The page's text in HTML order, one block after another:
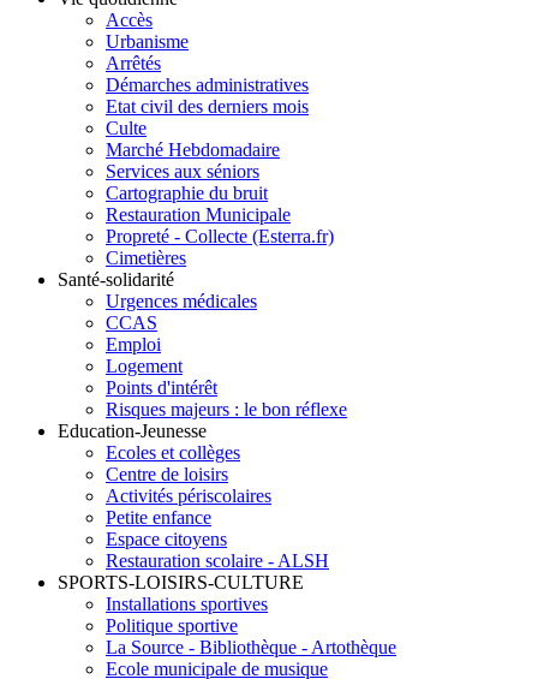
Accès
Urbanisme
Arrêtés
Démarches administratives
Etat civil des derniers mois
Culte
Marché Hebdomadaire
Services aux séniors
Cartographie du bruit
Restauration Municipale
Propreté - Collecte (Esterra.fr)
Cimetières
Santé-solidarité
Urgences médicales
CCAS
Emploi
Logement
Points d'intérêt
Risques majeurs : le bon réflexe
Education-Jeunesse
Ecoles et collèges
Centre de loisirs
Activités périscolaires
Petite enfance
Espace citoyens
Restauration scolaire - ALSH
SPORTS-LOISIRS-CULTURE
Installations sportives
Politique sportive
La Source - Bibliothèque - Artothèque
Ecole municipale de musique